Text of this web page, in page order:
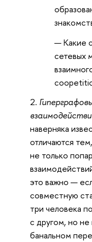
Какие
сетевых
наверняка
отличаются
не только
это важно —
совместную
три человека
с другом, но
банальном